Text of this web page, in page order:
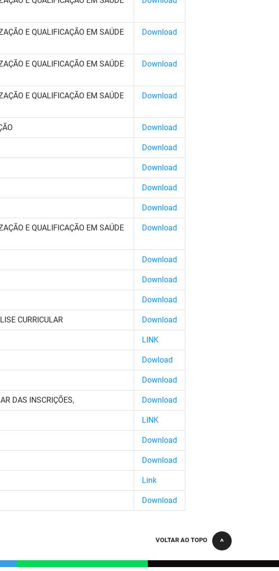
E QUALIFICAÇÃO EM SAÚDE
Download
E QUALIFICAÇÃO EM SAÚDE
Download
E QUALIFICAÇÃO EM SAÚDE
Download
Download
Download
Download
Download
Download
E QUALIFICAÇÃO EM SAÚDE
Download
Download
Download
Download
CURRICULAR Download
LINK
Dowload
Download
DAS INSCRIÇÕES, Download
LINK
Download
Download
Link
Download
VOLTAR AO TOPO